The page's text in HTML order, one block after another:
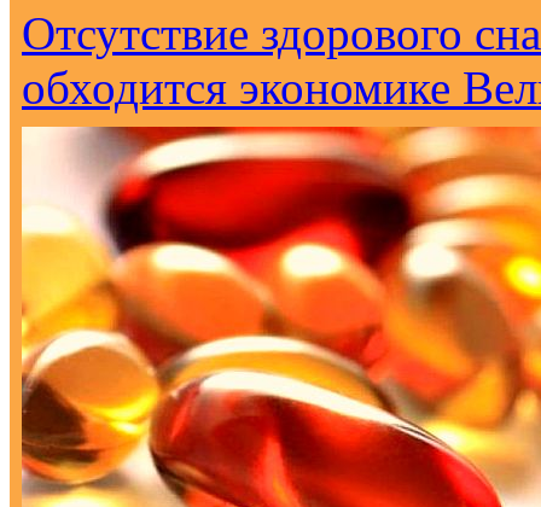
Отсутствие здорового
обходится экономике